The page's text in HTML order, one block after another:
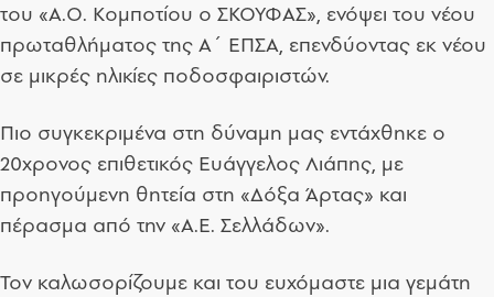
του «Α.Ο. Κομποτίου ο ΣΚΟΥΦΑΣ», ενόψει του νέου
πρωταθλήματος της Α΄ ΕΠΣΑ, επενδύοντας εκ νέου
σε μικρές ηλικίες ποδοσφαιριστών.
Πιο συγκεκριμένα στη δύναμη μας εντάχθηκε ο
20χρονος επιθετικός Ευάγγελος Λιάπης, με
προηγούμενη θητεία στη «Δόξα Άρτας» και
πέρασμα από την «Α.Ε. Σελλάδων».
Τον καλωσορίζουμε και του ευχόμαστε μια γεμάτη